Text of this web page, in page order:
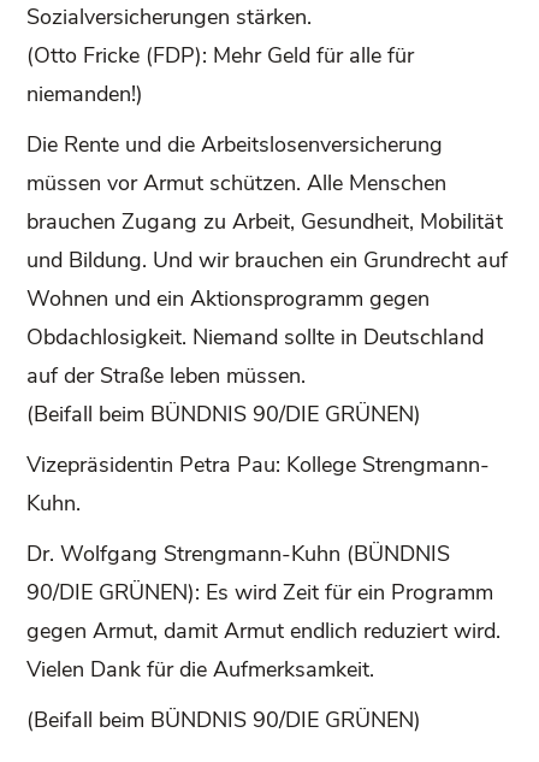
Sozialversicherungen stärken.
(Otto Fricke (FDP): Mehr Geld für alle für
niemanden!)
Die Rente und die Arbeitslosenversicherung
müssen vor Armut schützen. Alle Menschen
brauchen Zugang zu Arbeit, Gesundheit, Mobilität
und Bildung. Und wir brauchen ein Grundrecht auf
Wohnen und ein Aktionsprogramm gegen
Obdachlosigkeit. Niemand sollte in Deutschland
auf der Straße leben müssen.
(Beifall beim BÜNDNIS 90/DIE GRÜNEN)
Vizepräsidentin Petra Pau: Kollege Strengmann-
Kuhn.
Dr. Wolfgang Strengmann-Kuhn (BÜNDNIS
90/DIE GRÜNEN): Es wird Zeit für ein Programm
gegen Armut, damit Armut endlich reduziert wird.
Vielen Dank für die Aufmerksamkeit.
(Beifall beim BÜNDNIS 90/DIE GRÜNEN)